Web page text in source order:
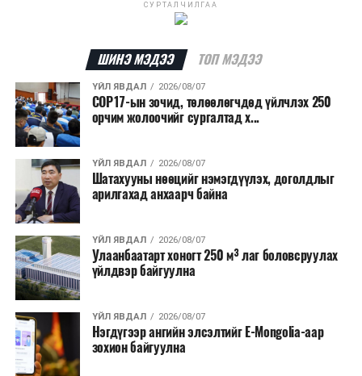
шатаасан гэх үндэслэлээр эрүүгийн хэрэг үүсгэн
шалтгааныг үргэлжлүүлэн тогтоож байгаа бөгөөд
аянгын улмаас үүсээгүй гэж үзэж байгаа аж.
Одоогоор АНУ даяар 13 мужид 90 гаруй томоохон ой,
хээрийн түймэр идэвхтэй үргэлжилж байгаагийн
талаас илүү нь Орегон болон Вашингтон мужид
бүртгэгдсэн байна. Цаг уурын байгууллагууд ойрын
өдрүүдэд агаарын температур дахин огцом
нэмэгдэж, хуурайшилт эрчимжих төлөвтэй байгааг
анхааруулсан бөгөөд энэ нь гал унтраах ажиллагаанд
шинэ сорилт учруулж болзошгүйг онцолжээ.
СУРТАЛЧИЛГАА
ШИНЭ МЭДЭЭ ТОП МЭДЭЭ
ҮЙЛ ЯВДАЛ 2026/08/07
COP17-ын зочид, төлөөлөгчдөд үйлчлэх 250
орчим жолоочийг сургалтад х...
ҮЙЛ ЯВДАЛ 2026/08/07
Шатахууны нөөцийг нэмэгдүүлэх, доголдлыг
арилгахад анхаарч байна
ҮЙЛ ЯВДАЛ 2026/08/07
Улаанбаатарт хоногт 250 м³ лаг боловсруулах
үйлдвэр байгуулна
ҮЙЛ ЯВДАЛ 2026/08/07
Нэгдүгээр ангийн элсэлтийг E-Mongolia-аар
зохион байгуулна